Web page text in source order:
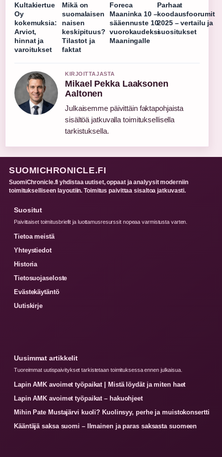
Kultakiertue
Oy
kokemuksia:
Arviot,
hinnat ja
varoitukset
Mikä on
suomalaisen
naisen
keskipituus?
Tilastot ja
faktat
Foreca
Maaninka 10 –
sääennuste 10
vuorokaudeksi
Maaningalle
Parhaat
koodausfoorumit
2025 – vertailu ja
suositukset
KIRJOITTAJASTA
Mikael Pekka Laaksonen
Aaltonen
Julkaisemme päivittäin faktapohjaista
sisältöä jatkuvalla toimituksellisella
tarkistuksella.
SUOMICHRONICLE.FI
SuomiChronicle.fi yhdistaa uutiset, oppaat ja analyysit moderniin
toimitukselliseen layoutiin. Toimitus paivittaa sisaltoa jatkuvasti.
Suositut
Paivittaiset toimitusbriefit ja luottamusresurssit nopeaa varmistusta varten.
Tietoa meistä
Yhteystiedot
Historia
Tietosuojaseloste
Evästekäytäntö
Uutiskirje
Uusimmat artikkelit
Tuoreimmat uutispaivitykset tarkistetaan toimituksessa ennen julkaisua.
Lapin AMK avoimet työpaikat | Mistä löydät ja miten haet
Lapin AMK avoimet työpaikat – hakuohjeet
Mihin Pate Mustajärvi kuoli? Kuolinsyy, perhe ja muistokonsertti
Kääntäjä saksa suomi – Ilmainen ja paras saksasta suomeen